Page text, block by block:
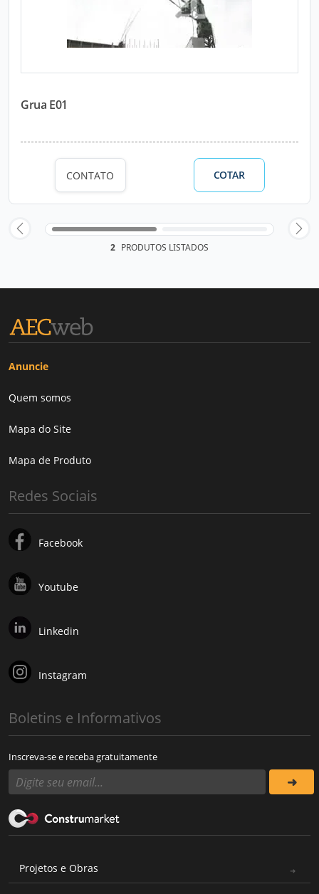
Grua E01
CONTATO COTAR
2 PRODUTOS LISTADOS
Anuncie
Quem somos
Mapa do Site
Mapa de Produto
Redes Sociais
Facebook
Youtube
Linkedin
Instagram
Boletins e Informativos
Inscreva-se e receba gratuitamente
Projetos e Obras